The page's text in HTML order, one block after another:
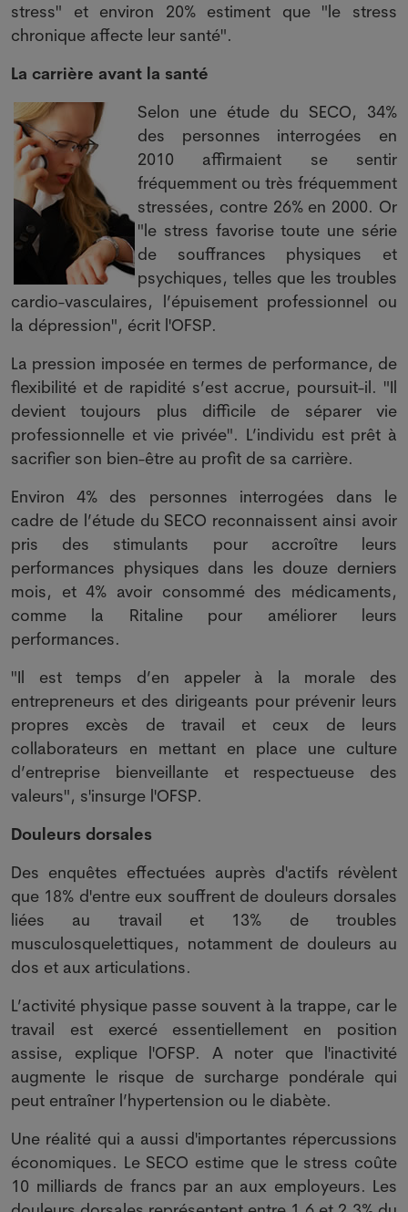
stress" et environ 20% estiment que "le stress
chronique affecte leur santé".
La carrière avant la santé
Selon une étude du SECO, 34%
des personnes interrogées en
2010 affirmaient se sentir
fréquemment ou très fréquemment
stressées, contre 26% en 2000. Or
"le stress favorise toute une série
de souffrances physiques et
psychiques, telles que les troubles
cardio-vasculaires, l’épuisement professionnel ou
la dépression", écrit l'OFSP.
La pression imposée en termes de performance, de
flexibilité et de rapidité s’est accrue, poursuit-il. "Il
devient toujours plus difficile de séparer vie
professionnelle et vie privée". L’individu est prêt à
sacrifier son bien-être au profit de sa carrière.
Environ 4% des personnes interrogées dans le
cadre de l’étude du SECO reconnaissent ainsi avoir
pris des stimulants pour accroître leurs
performances physiques dans les douze derniers
mois, et 4% avoir consommé des médicaments,
comme la Ritaline pour améliorer leurs
performances.
"Il est temps d’en appeler à la morale des
entrepreneurs et des dirigeants pour prévenir leurs
propres excès de travail et ceux de leurs
collaborateurs en mettant en place une culture
d’entreprise bienveillante et respectueuse des
valeurs", s'insurge l'OFSP.
Douleurs dorsales
Des enquêtes effectuées auprès d'actifs révèlent
que 18% d'entre eux souffrent de douleurs dorsales
liées au travail et 13% de troubles
musculosquelettiques, notamment de douleurs au
dos et aux articulations.
L’activité physique passe souvent à la trappe, car le
travail est exercé essentiellement en position
assise, explique l'OFSP. A noter que l'inactivité
augmente le risque de surcharge pondérale qui
peut entraîner l’hypertension ou le diabète.
Une réalité qui a aussi d'importantes répercussions
économiques. Le SECO estime que le stress coûte
10 milliards de francs par an aux employeurs. Les